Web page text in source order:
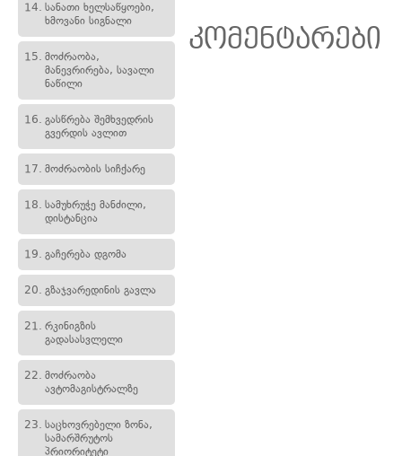
14. სანათი ხელსაწყოები,
ხმოვანი სიგნალი
15. მოძრაობა,
მანევრირება, სავალი
ნაწილი
16. გასწრება შემხვედრის
გვერდის ავლით
17. მოძრაობის სიჩქარე
18. სამუხრუჭე მანძილი,
დისტანცია
19. გაჩერება დგომა
20. გზაჯვარედინის გავლა
21. რკინიგზის
გადასასვლელი
22. მოძრაობა
ავტომაგისტრალზე
23. საცხოვრებელი ზონა,
სამარშრუტოს
პრიორიტეტი
კომენტარები